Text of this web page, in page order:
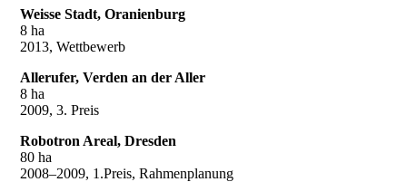
Weisse Stadt, Oranienburg
8 ha
2013, Wettbewerb
Allerufer, Verden an der Aller
8 ha
2009, 3. Preis
Robotron Areal, Dresden
80 ha
2008–2009, 1.Preis, Rahmenplanung